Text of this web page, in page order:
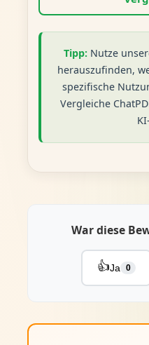
Tipp: Nutze
herauszufinden,
spezifische
Vergleiche
War diese
👍Ja 0